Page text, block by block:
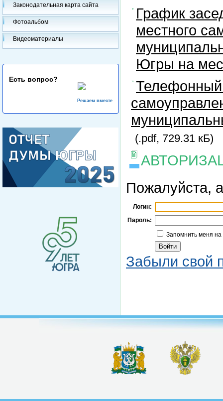
Законодательная карта сайта
Фотоальбом
Видеоматериалы
Есть вопрос?
Решаем вместе
График
местного
Югры на
Телефонный
(.pdf, 729.31 кБ)
Пожалуйста,
Логин:
Пароль:
Запомнить меня
Забыли свой